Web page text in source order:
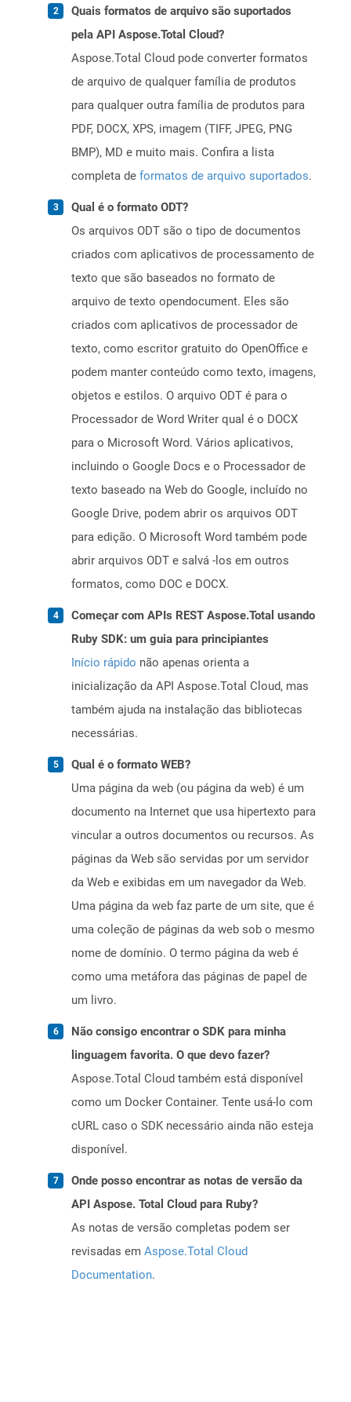
Quais formatos de arquivo são suportados
pela API Aspose.Total Cloud?
Aspose.Total Cloud pode converter formatos
de arquivo de qualquer família de produtos
para qualquer outra família de produtos para
PDF, DOCX, XPS, imagem (TIFF, JPEG, PNG
BMP), MD e muito mais. Confira a lista
completa de formatos de arquivo suportados.
Qual é o formato ODT?
Os arquivos ODT são o tipo de documentos
criados com aplicativos de processamento de
texto que são baseados no formato de
arquivo de texto opendocument. Eles são
criados com aplicativos de processador de
texto, como escritor gratuito do OpenOffice e
podem manter conteúdo como texto, imagens,
objetos e estilos. O arquivo ODT é para o
Processador de Word Writer qual é o DOCX
para o Microsoft Word. Vários aplicativos,
incluindo o Google Docs e o Processador de
texto baseado na Web do Google, incluído no
Google Drive, podem abrir os arquivos ODT
para edição. O Microsoft Word também pode
abrir arquivos ODT e salvá -los em outros
formatos, como DOC e DOCX.
Começar com APIs REST Aspose.Total usando
Ruby SDK: um guia para principiantes
Início rápido não apenas orienta a
inicialização da API Aspose.Total Cloud, mas
também ajuda na instalação das bibliotecas
necessárias.
Qual é o formato WEB?
Uma página da web (ou página da web) é um
documento na Internet que usa hipertexto para
vincular a outros documentos ou recursos. As
páginas da Web são servidas por um servidor
da Web e exibidas em um navegador da Web.
Uma página da web faz parte de um site, que é
uma coleção de páginas da web sob o mesmo
nome de domínio. O termo página da web é
como uma metáfora das páginas de papel de
um livro.
Não consigo encontrar o SDK para minha
linguagem favorita. O que devo fazer?
Aspose.Total Cloud também está disponível
como um Docker Container. Tente usá-lo com
cURL caso o SDK necessário ainda não esteja
disponível.
Onde posso encontrar as notas de versão da
API Aspose. Total Cloud para Ruby?
As notas de versão completas podem ser
revisadas em Aspose.Total Cloud
Documentation.